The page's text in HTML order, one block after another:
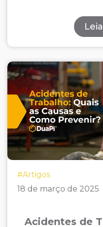
#Artigos
18 de março de 2025
Acidentes de